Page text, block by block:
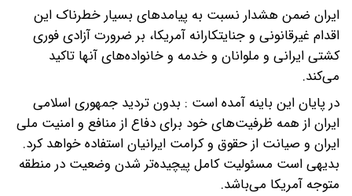
ایران ضمن هشدار نسبت به پیامدهای بسیار خطرناک این
اقدام غیرقانونی و جنایتکارانه آمریکا، بر ضرورت آزادی فوری
کشتی ایرانی و ملوانان و خدمه و خانواده‌های آنها تاکید
می‌کند.
در پایان این باینه آمده است : بدون تردید جمهوری اسلامی
ایران از همه ظرفیت‌های خود برای دفاع از منافع و امنیت ملی
ایران و صیانت از حقوق و کرامت ایرانیان استفاده خواهد کرد.
بدیهی است مسئولیت کامل پیچیده‌تر شدن وضعیت در منطقه
متوجه آمریکا می‌باشد.